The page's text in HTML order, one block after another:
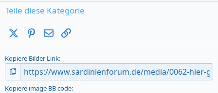
Teile diese Kategorie
X (Twitter)Pinterest
E-Mail
Kopiere Bilder Link
Kopiere image BB code